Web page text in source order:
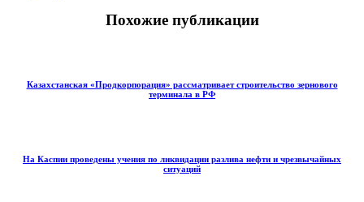
Похожие публикации
Казахстанская «Продкорпорация» рассматривает строительство зернового
терминала в РФ
На Каспии проведены учения по ликвидации разлива нефти и чрезвычайных
ситуаций